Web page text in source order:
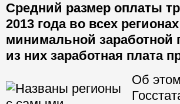
Средний размер оплаты
2013 года во всех
минимальной заработной
из них заработная плата
Об